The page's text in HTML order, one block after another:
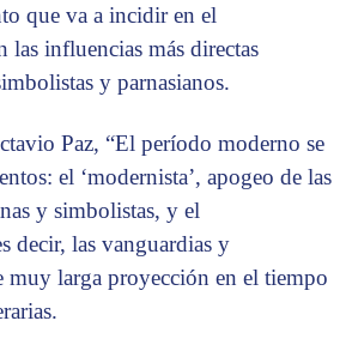
que va a incidir en el
las influencias más directas
y parnasianos.
Paz, “El período moderno se
el ‘modernista’, apogeo de las
y simbolistas, y el
decir, las vanguardias y
muy larga proyección en el tiempo